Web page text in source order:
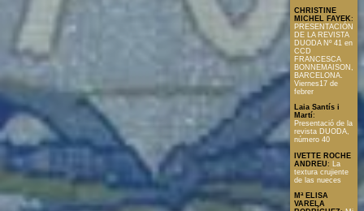
CHRISTINE
MICHEL FAYEK:
PRESENTACIÓN
DE LA REVISTA
DUODA Nº 41 en
CCD
FRANCESCA
BONNEMAISON,
BARCELONA.
Viernes17 de
febrer
Laia Santís i
Martí:
Presentació de la
revista DUODA,
número 40
IVETTE ROCHE
ANDREU:
La
textura crujiente
de las nueces
Mª ELISA
VARELA